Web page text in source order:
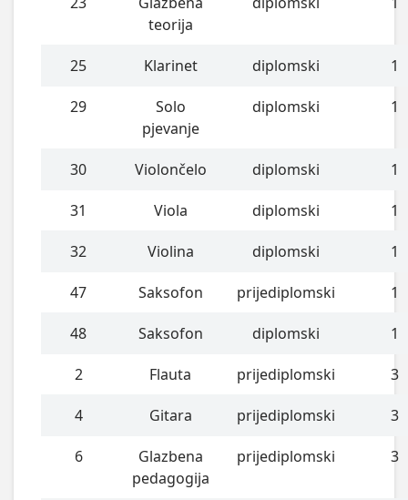
teorija
25 Klarinet diplomski 1
29
Solo
pjevanje
diplomski 1
30 Violončelo diplomski 1
31 Viola diplomski 1
32 Violina diplomski 1
47 Saksofon prijediplomski 1
48 Saksofon diplomski 1
2 Flauta prijediplomski 3
4 Gitara prijediplomski 3
6
Glazbena
pedagogija
prijediplomski 3